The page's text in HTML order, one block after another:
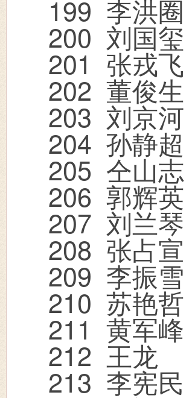
199 李洪圈
200 刘国玺
201 张戎飞
202董俊生
203 刘京河
204孙静超
205 仝山志
206郭辉英
207 刘兰琴
208 张占宣
209 李振雪
210苏艳哲
211黄军峰
212 王龙
213 李宪民